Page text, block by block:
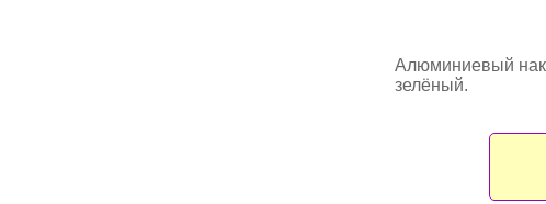
Алюминиевый
зелёный.